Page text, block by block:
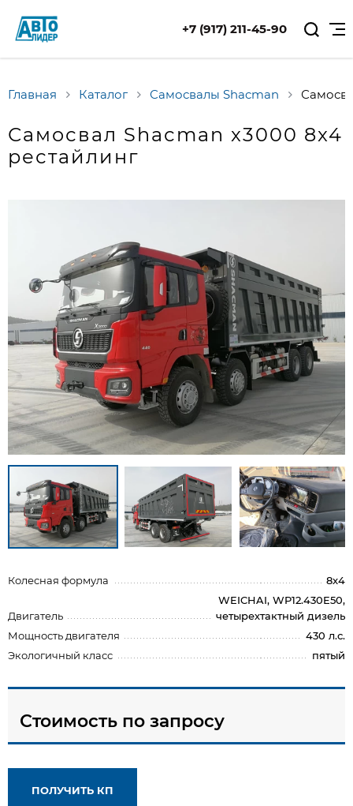
+7 (917) 211-45-90
Главная Каталог Самосвалы Shacman
Самосвал Shaсman x3000 8x4
рестайлинг
Колесная формула 8x4
Двигатель
WEICHAI, WP12.430E50,
четырехтактный дизель
Мощность двигателя
430 л.с.
Экологичный класс
пятый
Стоимость по запросу
ПОЛУЧИТЬ КП